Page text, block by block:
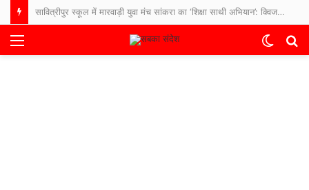
सावित्रीपुर स्कूल में मारवाड़ी युवा मंच सांकरा का ‘शिक्षा साथी अभियान’: क्विज और पौधारोपण से बच्चों में बढ़ा उत्साह
Menu
Switch